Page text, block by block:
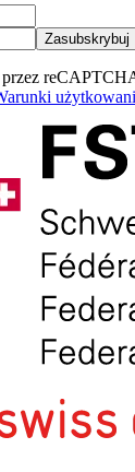
Zasubskrybuj